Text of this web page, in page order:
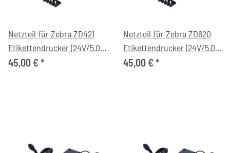
Netzteil für Zebra ZD421
Etikettendrucker (24V/5.0A,
C6)
45,00 €*
Netzteil für Zebra ZD620
Etikettendrucker (24V/5.0A,
C6)
45,00 €*